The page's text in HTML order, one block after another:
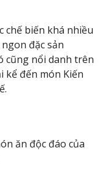
chế biến khá nhiều
đặc sản
cũng nổi danh trên
kể đến món Kiến
ăn độc đáo của